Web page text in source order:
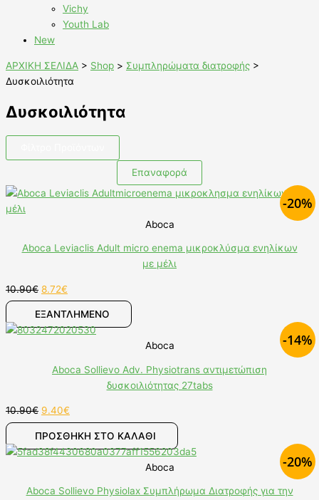
Vichy
Youth Lab
New
ΑΡΧΙΚΗ ΣΕΛΙΔΑ > Shop > Συμπληρώματα διατροφής >
Δυσκοιλιότητα
Δυσκοιλιότητα
Επαναφορά
-20%
Aboca
Aboca Leviaclis Adult micro enema μικροκλύσμα ενηλίκων
με μέλι
10.90€ 8.72€
ΕΞΑΝΤΛΗΜΕΝΟ
-14%
Aboca
Aboca Sollievo Adv. Physiotrans αντιμετώπιση
δυσκοιλιότητας 27tabs
10.90€ 9.40€
ΠΡΟΣΘΉΚΗ ΣΤΟ ΚΑΛΆΘΙ
-20%
Aboca
Aboca Sollievo Physiolax Συμπλήρωμα Διατροφής για την